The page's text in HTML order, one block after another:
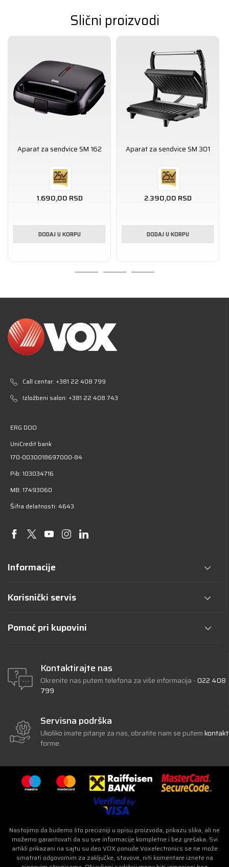
Slični proizvodi
Aparat za sendvice SM 162
1.690,00 RSD
DODAJ U KORPU
Aparat za sendvice SM 301
2.390,00 RSD
DODAJ U KORPU
Call centar: +381 22 408 799
Izložbeni salon: +381 22 408 743
ERG DOO
UniCredit bank
170-0030018697000-84
Pib: 103034716
MB: 17493060
Šifra delatnosti: 4643
Informacije
Korisnički servis
Pomoć pri kupovini
Kontaktirajte nas
Okrenite nas putem telefona za više informacija -022 408
799
Servisna podrška
Ukoliko imate pitanje za nas, obratite nam se putemkontakt
forme.
Nastojimo da budemo što precizniji u opisu proizvoda, prikazu slika, ali ne
možemo garantovati da su sve informacije kompletne i bez grešaka. Svi
artikli prikazani na sajtu su deo VOX ponude.Voxelectronics se ne može
smatrati odgovornim za zaključke, stavove, niti komentare iznete na